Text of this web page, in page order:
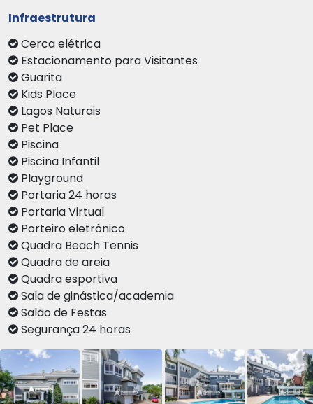
Infraestrutura
Cerca elétrica
Estacionamento para Visitantes
Guarita
Kids Place
Lagos Naturais
Pet Place
Piscina
Piscina Infantil
Playground
Portaria 24 horas
Portaria Virtual
Porteiro eletrônico
Quadra Beach Tennis
Quadra de areia
Quadra esportiva
Sala de ginástica/academia
Salão de Festas
Segurança 24 horas